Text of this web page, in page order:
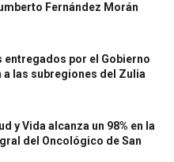
Fernández Morán
por el Gobierno
a las subregiones del Zulia
y Vida alcanza un 98% en la
del Oncológico de San